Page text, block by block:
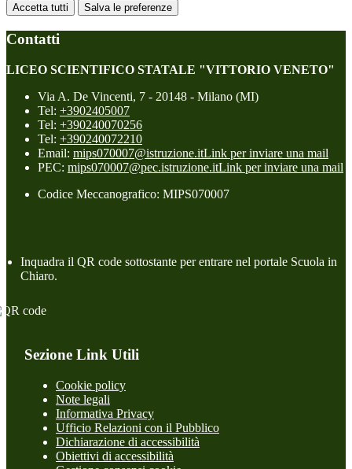
Accetta tutti Salva le preferenze
Contatti
LICEO SCIENTIFICO STATALE "VITTORIO VENETO"
Via A. De Vincenti, 7 - 20148 - Milano (MI)
Tel: +3902405007
Tel: +390240070256
Tel: +390240072210
Email: mips070007@istruzione.itLink per inviare una mail
PEC: mips070007@pec.istruzione.itLink per inviare una mail
Codice Meccanografico: MIPS070007
Inquadra il QR code sottostante per entrare nel portale Scuola in
Chiaro.
Sezione Link Utili
Cookie policy
Note legali
Informativa Privacy
Ufficio Relazioni con il Pubblico
Dichiarazione di accessibilità
Obiettivi di accessibilità